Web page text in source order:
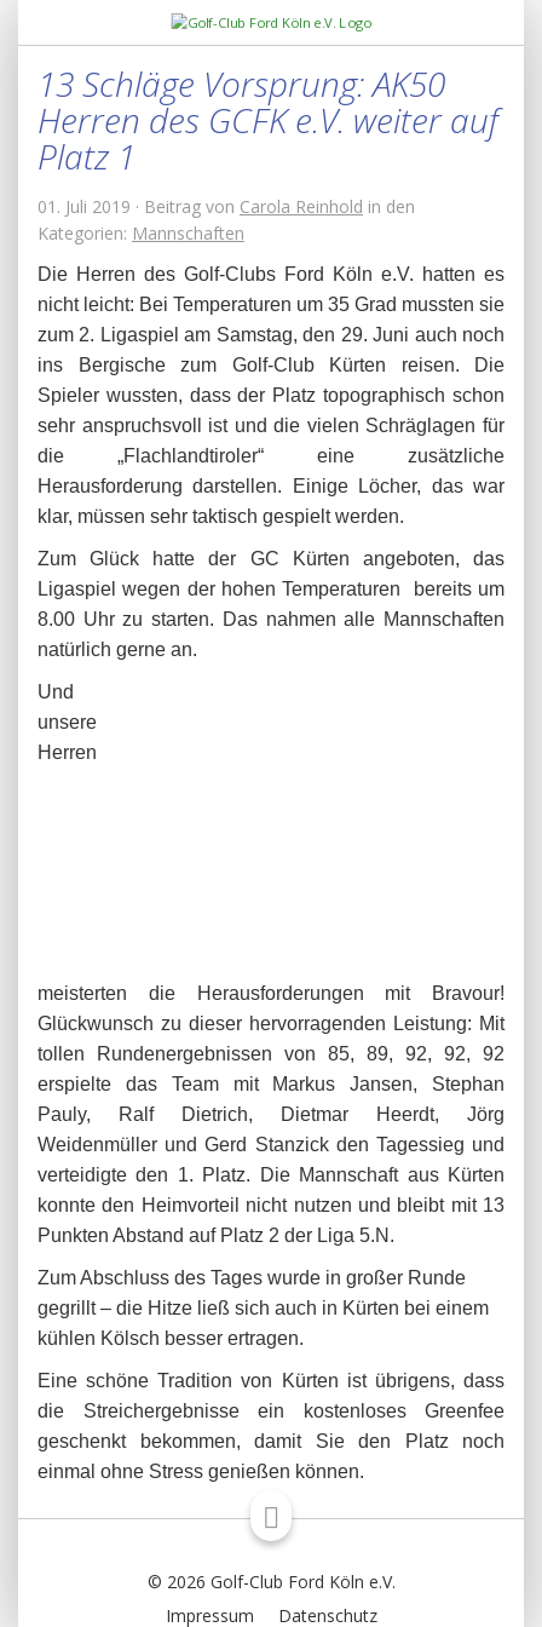
13 Schläge Vorsprung: AK50
Herren des GCFK e.V. weiter auf
Platz 1
01. Juli 2019 · Beitrag von Carola Reinhold in den
Kategorien: Mannschaften
Die Herren des Golf-Clubs Ford Köln e.V. hatten es
nicht leicht: Bei Temperaturen um 35 Grad mussten sie
zum 2. Ligaspiel am Samstag, den 29. Juni auch noch
ins Bergische zum Golf-Club Kürten reisen. Die
Spieler wussten, dass der Platz topographisch schon
sehr anspruchsvoll ist und die vielen Schräglagen für
die „Flachlandtiroler“ eine zusätzliche
Herausforderung darstellen. Einige Löcher, das war
klar, müssen sehr taktisch gespielt werden.
Zum Glück hatte der GC Kürten angeboten, das
Ligaspiel wegen der hohen Temperaturen bereits um
8.00 Uhr zu starten. Das nahmen alle Mannschaften
natürlich gerne an.
Und
unsere
Herren
meisterten die Herausforderungen mit Bravour!
Glückwunsch zu dieser hervorragenden Leistung: Mit
tollen Rundenergebnissen von 85, 89, 92, 92, 92
erspielte das Team mit Markus Jansen, Stephan
Pauly, Ralf Dietrich, Dietmar Heerdt, Jörg
Weidenmüller und Gerd Stanzick den Tagessieg und
verteidigte den 1. Platz. Die Mannschaft aus Kürten
konnte den Heimvorteil nicht nutzen und bleibt mit 13
Punkten Abstand auf Platz 2 der Liga 5.N.
Zum Abschluss des Tages wurde in großer Runde
gegrillt – die Hitze ließ sich auch in Kürten bei einem
kühlen Kölsch besser ertragen.
Eine schöne Tradition von Kürten ist übrigens, dass
die Streichergebnisse ein kostenloses Greenfee
geschenkt bekommen, damit Sie den Platz noch
einmal ohne Stress genießen können.
© 2026 Golf-Club Ford Köln e.V.
Impressum
Datenschutz